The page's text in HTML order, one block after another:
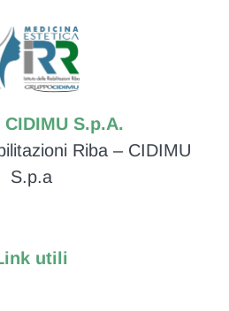
CIDIMU S.p.A.
Riba – CIDIMU
S.p.a
utili